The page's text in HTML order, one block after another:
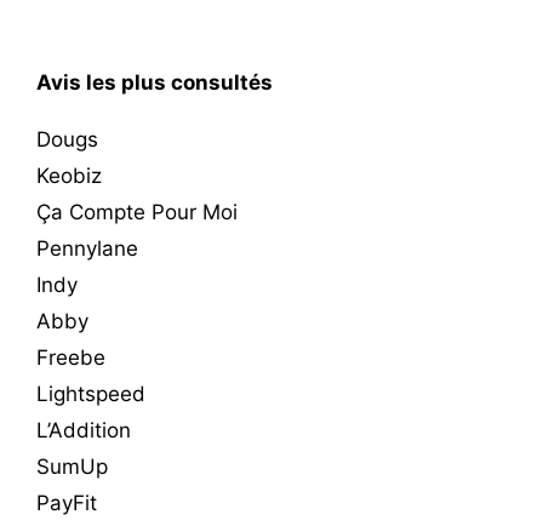
Avis les plus consultés
Dougs
Keobiz
Ça Compte Pour Moi
Pennylane
Indy
Abby
Freebe
Lightspeed
L’Addition
SumUp
PayFit